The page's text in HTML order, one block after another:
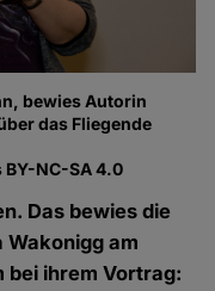
bewies Autorin
das Fliegende
NC-SA 4.0
Das bewies die
am
bei ihrem Vortrag: